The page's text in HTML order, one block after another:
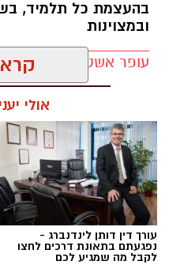
בהעצמת כל תלמיד,
ובמצוינות
עופר אשטוקר / 21:10 05.08.26
תגים:חטיבת הביניים
אולי
עורך דין דותן לינדנברג -
נפגעתם בתאונת דרכים לחצו
לקבל מה שמגיע לכם